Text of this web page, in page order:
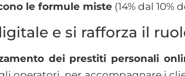
le formule miste (14% dal 10%
e si rafforza il
dei prestiti personali